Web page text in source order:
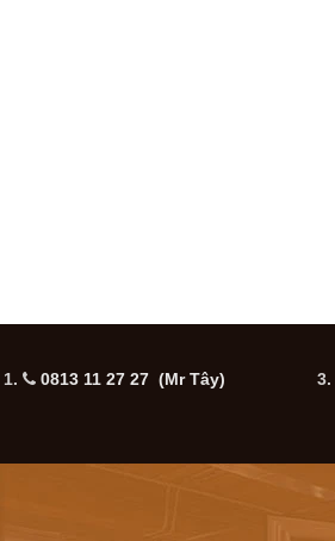
1. 0813 11 27 27 (Mr Tây) 3.